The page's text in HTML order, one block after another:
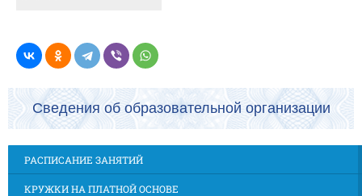
Сведения об образовательной организации
РАСПИСАНИЕ ЗАНЯТИЙ
КРУЖКИ НА ПЛАТНОЙ ОСНОВЕ